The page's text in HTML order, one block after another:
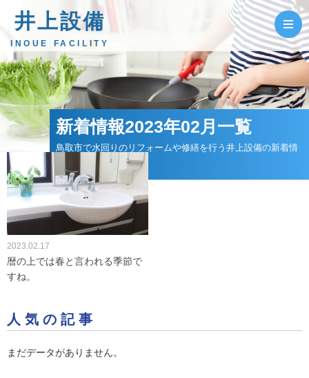
井上設備
INOUE FACILITY
新着情報2023年02月一覧
鳥取市で水回りのリフォームや修繕を行う井上設備の新着情
2023.02.17
暦の上では春と言われる季節で
すね。
人気の記事
まだデータがありません。